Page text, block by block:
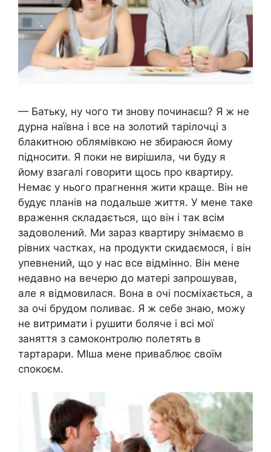
— Батьку, ну чого ти знову починаєш? Я ж не
дурна наївна і все на золотий тарілочці з
блакитною облямівкою не збираюся йому
підносити. Я поки не вирішила, чи буду я
йому взагалі говорити щось про квартиру.
Немає у нього прагнення жити краще. Він не
будує планів на подальше життя. У мене таке
враження складається, що він і так всім
задоволений. Ми зараз квартиру знімаємо в
рівних частках, на продукти скидаємося, і він
упевнений, що у нас все відмінно. Він мене
недавно на вечерю до матері запрошував,
але я відмовилася. Вона в очі посміхається, а
за очі брудом поливає. Я ж себе знаю, можу
не витримати і рушити боляче і всі мої
заняття з самоконтролю полетять в
тартарари. МІша мене приваблює своїм
спокоєм.